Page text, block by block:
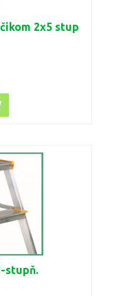
2x5 stup
stupň.